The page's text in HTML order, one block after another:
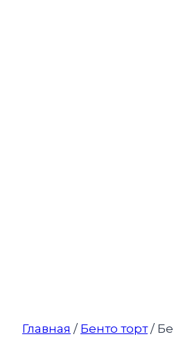
Главная / Бенто торт/